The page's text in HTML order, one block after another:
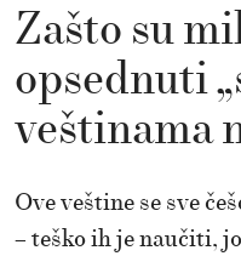
Zašto su
opsednuti
veštinama
Ove veštine se sve
– teško ih je naučiti,